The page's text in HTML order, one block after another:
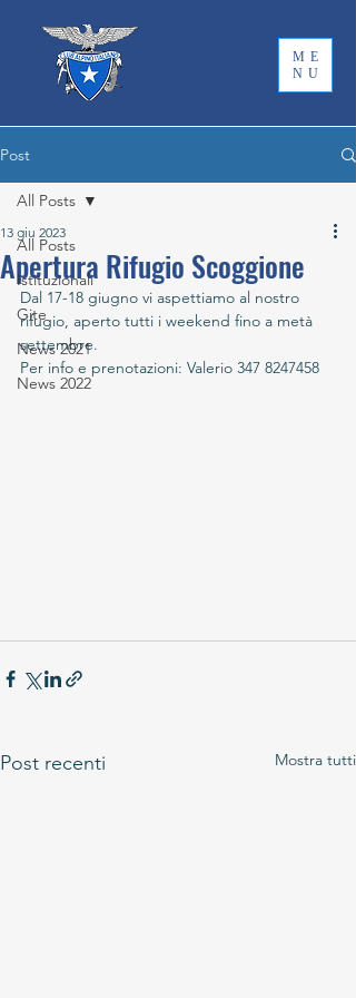
ME
NU
Post
All Posts
Istituzionali
Gite
News 2021
News 2022
All Posts
Apertura Rifugio Scoggione
13 giu 2023
Dal 17-18 giugno vi aspettiamo al nostro
rifugio, aperto tutti i weekend fino a metà
settembre.
Per info e prenotazioni: Valerio 347 8247458
Post recenti Mostra tutti